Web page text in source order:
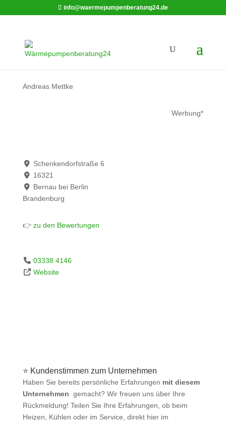
info@waermepumpenberatung24.de
Andreas Mettke
Werbung*
Schenkendorfstraße 6
16321
Bernau bei Berlin
Brandenburg
👉zu den Bewertungen
03338 4146
Website
⭐ Kundenstimmen zum Unternehmen
Haben Sie bereits persönliche Erfahrungen mit diesem
Unternehmen gemacht? Wir freuen uns über Ihre
Rückmeldung! Teilen Sie Ihre Erfahrungen, ob beim
Heizen, Kühlen oder im Service, direkt hier im